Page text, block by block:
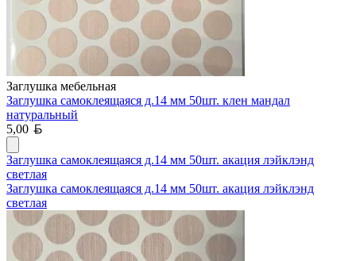
Заглушка мебельная
Заглушка самоклеящаяся д.14 мм 50шт. клен мандал
натуральный
5,00
Заглушка самоклеящаяся д.14 мм 50шт. акация лэйклэнд
светлая
Заглушка самоклеящаяся д.14 мм 50шт. акация лэйклэнд
светлая